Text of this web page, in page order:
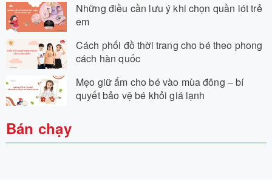
Những điều cần lưu ý khi chọn quần lót trẻ
em
Cách phối đồ thời trang cho bé theo phong
cách hàn quốc
Mẹo giữ ấm cho bé vào mùa đông – bí
quyết bảo vệ bé khỏi giá lạnh
Bán chạy